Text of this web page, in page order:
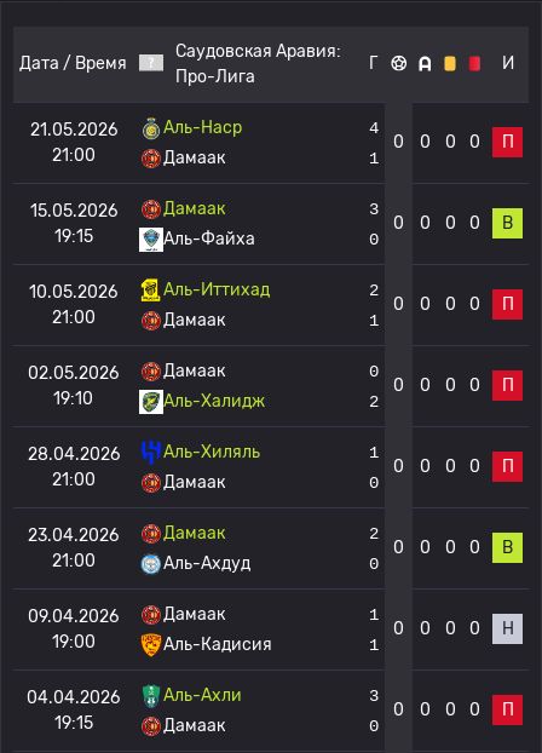
Дата / Время
Саудовская Аравия:
Про-Лига
Г И
21.05.2026
21:00
Аль-Наср
Дамаак
4
1
0 0 0 0 П
15.05.2026
19:15
Дамаак
Аль-Файха
3
0
0 0 0 0 В
10.05.2026
21:00
Аль-Иттихад
Дамаак
2
1
0 0 0 0 П
02.05.2026
19:10
Дамаак
Аль-Халидж
0
2
0 0 0 0 П
28.04.2026
21:00
Аль-Хиляль
Дамаак
1
0
0 0 0 0 П
23.04.2026
21:00
Дамаак
Аль-Ахдуд
2
0
0 0 0 0 В
09.04.2026
19:00
Дамаак
Аль-Кадисия
1
1
0 0 0 0 Н
04.04.2026
19:15
Аль-Ахли
Дамаак
3
0
0 0 0 0 П